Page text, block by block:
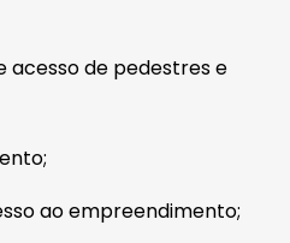
acesso de pedestres e
ao empreendimento;